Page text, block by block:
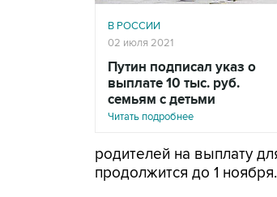
В РОССИИ
02 июля 2021
Путин подписал указ о
выплате 10 тыс. руб.
семьям с детьми
Читать подробнее
родителей на выплату
продолжится до 1 ноября.